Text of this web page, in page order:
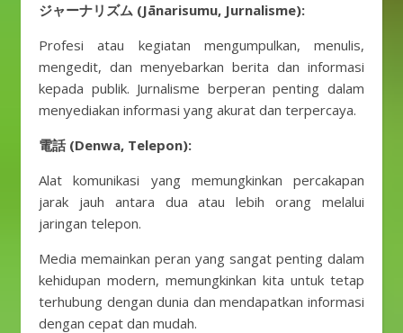
ジャーナリズム (Jānarisumu, Jurnalisme):
Profesi atau kegiatan mengumpulkan, menulis,
mengedit, dan menyebarkan berita dan informasi
kepada publik. Jurnalisme berperan penting dalam
menyediakan informasi yang akurat dan terpercaya.
電話 (Denwa, Telepon):
Alat komunikasi yang memungkinkan percakapan
jarak jauh antara dua atau lebih orang melalui
jaringan telepon.
Media memainkan peran yang sangat penting dalam
kehidupan modern, memungkinkan kita untuk tetap
terhubung dengan dunia dan mendapatkan informasi
dengan cepat dan mudah.